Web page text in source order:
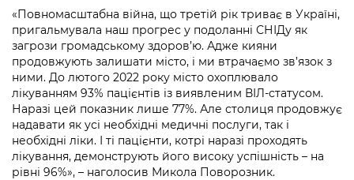
Промисловість і наука Києва
Підприємства, установи, організації
Kyiv International Relations
Річні звіти
Гендерна політика
Іноземцям / For foreigners
Пам'ятки культурної спадщини
Портал Захисників та Захисниць
Безбар'єрність
Портал послуг
осіб при Київській міській військовій
адміністрації
«Ініціатива «Партнерство «Відкритий
Уряд» – місцевий рівень»
Важливе під час воєнного стану
публічну інформацію
Інформація для споживачів
Про відкриті дані
Портал даних Києва
Публічні дашборди
media
«Повномасштабна війна, що третій рік триває в Україні,
пригальмувала наш прогрес у подоланні СНІДу як
загрози громадському здоров’ю. Адже кияни
продовжують залишати місто, і ми втрачаємо зв’язок з
ними. До лютого 2022 року місто охоплювало
лікуванням 93% пацієнтів із виявленим ВІЛ-статусом.
Наразі цей показник лише 77%. Але столиця продовжує
надавати як усі необхідні медичні послуги, так і
необхідні ліки. І ті пацієнти, котрі наразі проходять
лікування, демонструють його високу успішність – на
рівні 96%», – наголосив Микола Поворозник.